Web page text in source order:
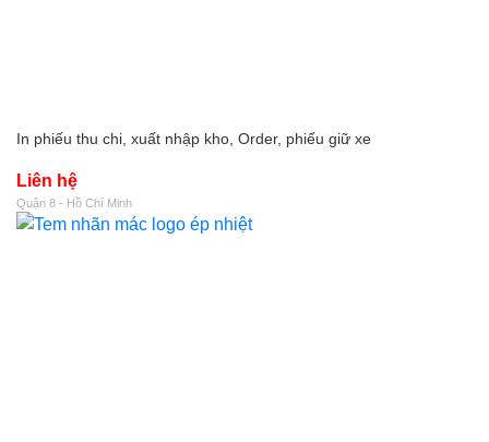
In phiếu thu chi, xuất nhập kho, Order, phiếu giữ xe
Liên hệ
Quận 8 - Hồ Chí Minh